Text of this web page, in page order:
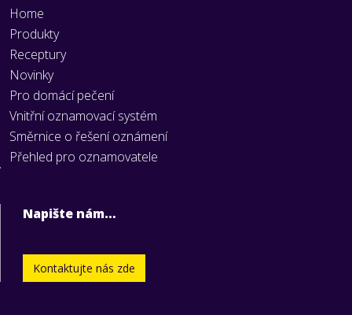
Home
Produkty
Receptury
Novinky
Pro domácí pečení
Vnitřní oznamovací systém
Směrnice o řešení oznámení
Přehled pro oznamovatele
Napište nám…
Kontaktujte nás zde